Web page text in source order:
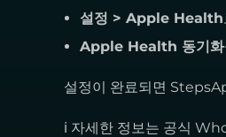
설정 > Apple Health
Apple Health 동기화
설정이 완료되면
ℹ 자세한 정보는 공식